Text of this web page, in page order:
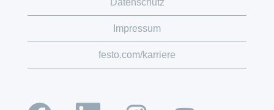
Impressum
festo.com/karriere
W W W